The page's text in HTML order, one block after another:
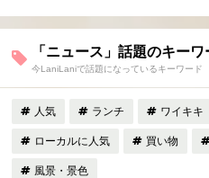
「ニュース」話題のキーワ
今LaniLaniで話題になっているキーワード
人気 ランチ ワイキキ
ローカルに人気 買い物
風景・景色